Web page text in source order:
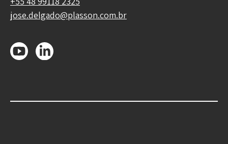
jose.delgado@plasson.com.br